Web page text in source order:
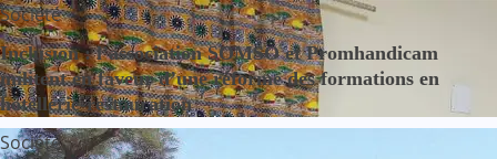
Société
Inclusion : l’association SOMSO et Promhandicam
militent en faveur d’une réforme des formations en
hôtellerie-restauration
Société